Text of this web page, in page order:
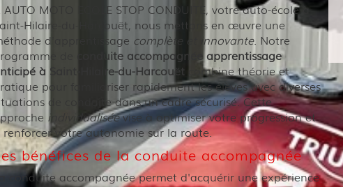
AUTO MOTO ECOLE STOP CONDUITE, votre auto-école à
Hilaire-du-Harcouët, nous mettons en œuvre une
d'apprentissage complète et innovante. Notre
de
conduite accompagnée apprentissage
à Saint-Hilaire-du-Harcouët
combine théorie et
pour familiariser rapidement les élèves avec diverses
de conduite dans un cadre sécurisé. Cette
individualiséevise à optimiser votre progression et
renforcer votre autonomie sur la route.
bénéfices de la conduite accompagnée
conduite accompagnée permet d'acquérir une expérience